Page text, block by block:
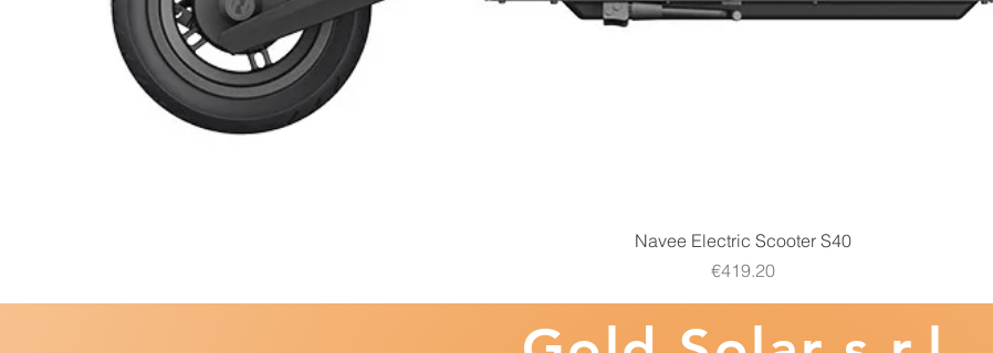
Quick View
Navee Electric Scooter S40
Price
€419.20